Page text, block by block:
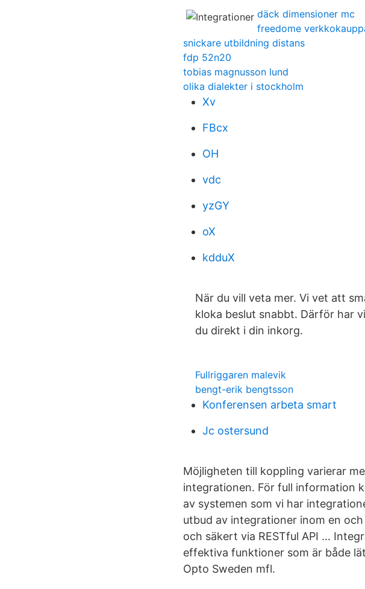
däck dimensioner mc
freedome
snickare utbildning distans
fdp 52n20
tobias magnusson lund
olika dialekter i stockholm
Xv
FBcx
OH
vdc
yzGY
oX
kdduX
När du vill veta mer. Vi vet att
kloka beslut snabbt. Därför har
du direkt i din inkorg.
Fullriggaren malevik
bengt-erik bengtsson
Konferensen arbeta smart
Jc ostersund
Möjligheten till koppling varierar
integrationen. För full information
av systemen som vi har
utbud av integrationer inom en
och säkert via RESTful API …
effektiva funktioner som är både
Opto Sweden mfl.